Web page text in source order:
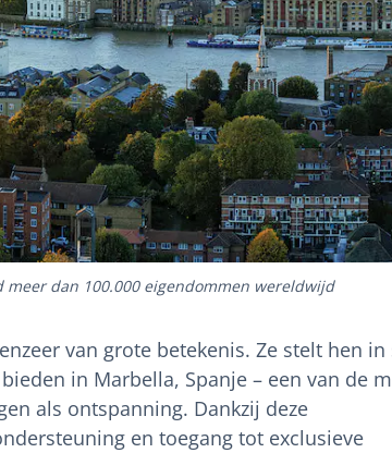
dan 100.000 eigendommen wereldwijd
van grote betekenis. Ze stelt hen in
in Marbella, Spanje – een van de
als ontspanning. Dankzij deze
en toegang tot exclusieve